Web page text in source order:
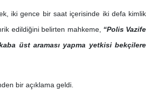
iki gence bir saat içerisinde iki defa kimlik
edildiğini belirten mahkeme, “Polis Vazife
üst araması yapma yetkisi bekçilere
bir açıklama geldi.